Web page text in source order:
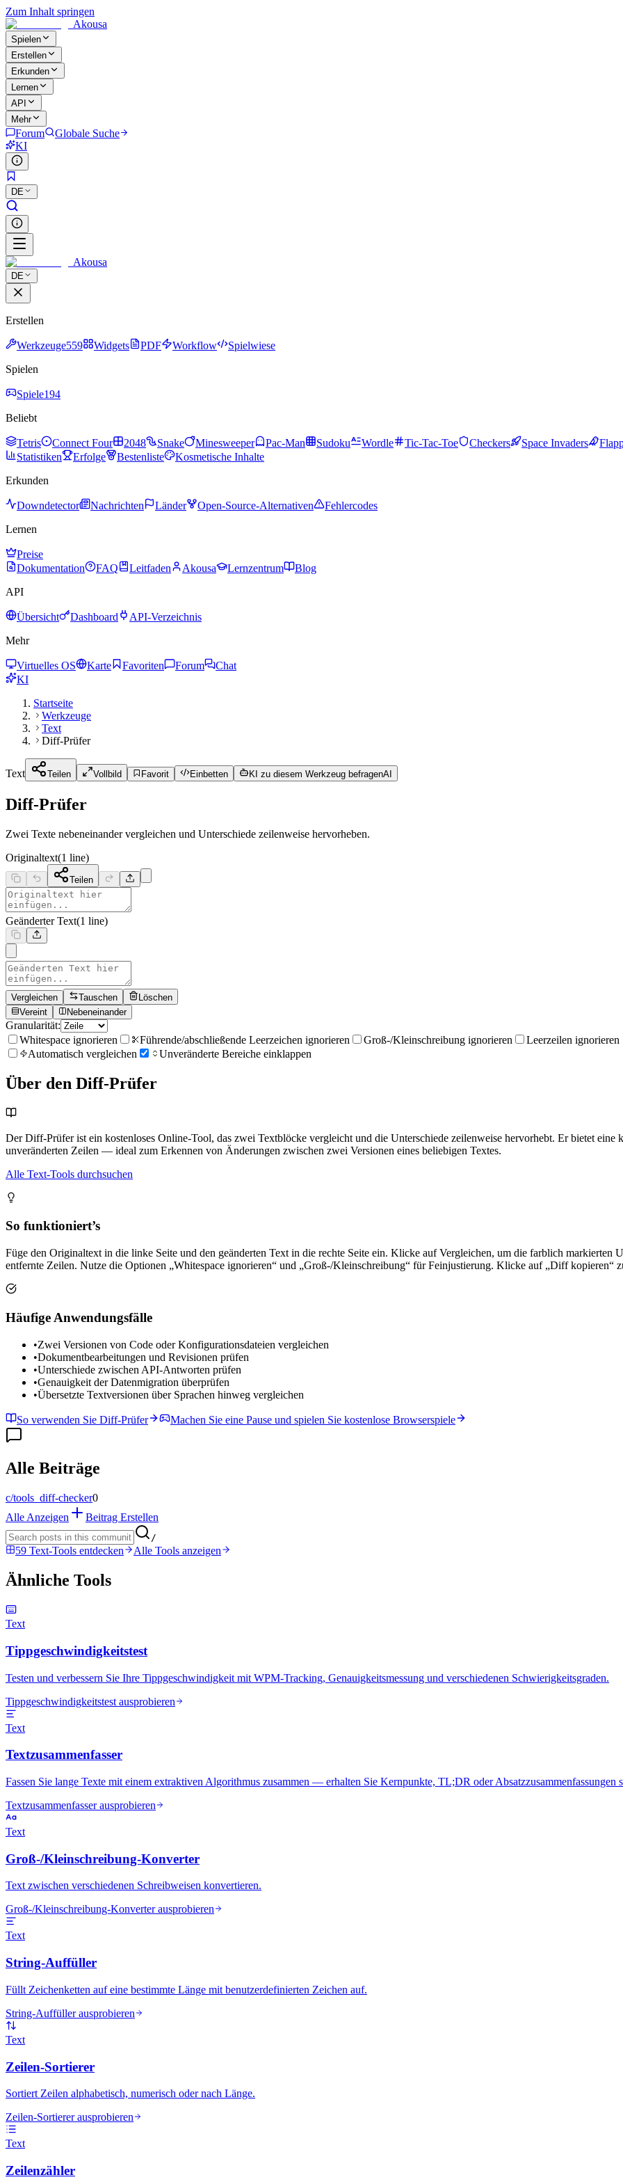
Zum Inhalt springen
Akousa
Spielen
Erstellen
Erkunden
Lernen
API
Mehr
Forum
Globale Suche
KI
DE
Akousa
DE
Erstellen
Werkzeuge559 Widgets PDF Workflow
Spielwiese
Spielen
Spiele194
Beliebt
Tetris Connect Four 2048 Snake Minesweeper Pac-Man Sudoku Wordle Tic-Tac-Toe Checkers Space Invaders
Statistiken
Erfolge Bestenliste
Kosmetische Inhalte
Erkunden
Downdetector Nachrichten Länder Open-Source-Alternativen
Fehlercodes
Lernen
Preise
Dokumentation
FAQ Leitfaden Akousa Lernzentrum
Blog
API
Übersicht Dashboard
API-Verzeichnis
Mehr
Virtuelles OS Karte Favoriten Forum
Chat
KI
Startseite
Werkzeuge
Text
Diff-Prüfer
Text Teilen Vollbild Favorit Einbetten KI zu diesem Werkzeug befragenAI
Diff-Prüfer
Zwei Texte nebeneinander vergleichen und Unterschiede zeilenweise hervorheben.
Originaltext(1 line)
Teilen
Geänderter Text(1 line)
Vergleichen Tauschen
Löschen
Vereint
Nebeneinander
Granularität:
Whitespace ignorieren
Führende/abschließende Leerzeichen ignorieren Groß-/Kleinschreibung ignorieren
Leerzeilen ignorieren
Automatisch vergleichen
Unveränderte Bereiche einklappen
Über den Diff-Prüfer
Der Diff-Prüfer ist ein kostenloses Online-Tool, das zwei Textblöcke vergleicht und die Unterschiede zeilenweise hervorhebt. Er bietet
unveränderten Zeilen — ideal zum Erkennen von Änderungen zwischen zwei Versionen eines beliebigen Textes.
Alle Text-Tools durchsuchen
So funktioniert’s
Füge den Originaltext in die linke Seite und den geänderten Text in die rechte Seite ein. Klicke auf Vergleichen, um die farblich
entfernte Zeilen. Nutze die Optionen „Whitespace ignorieren“ und „Groß-/Kleinschreibung“ für Feinjustierung. Klicke auf „Diff kopieren“
Häufige Anwendungsfälle
•Zwei Versionen von Code oder Konfigurationsdateien vergleichen
•Dokumentbearbeitungen und Revisionen prüfen
•Unterschiede zwischen API-Antworten prüfen
•Genauigkeit der Datenmigration überprüfen
•Übersetzte Textversionen über Sprachen hinweg vergleichen
So verwenden Sie Diff-Prüfer Machen Sie eine Pause und spielen Sie kostenlose Browserspiele
Alle Beiträge
c/tools_diff-checker0
Alle Anzeigen
Beitrag Erstellen
/
59 Text-Tools entdecken Alle Tools anzeigen
Ähnliche Tools
Text
Tippgeschwindigkeitstest
Testen und verbessern Sie Ihre Tippgeschwindigkeit mit WPM-Tracking, Genauigkeitsmessung und verschiedenen Schwierigkeitsgraden.
Tippgeschwindigkeitstest ausprobieren
Text
Textzusammenfasser
Fassen Sie lange Texte mit einem extraktiven Algorithmus zusammen — erhalten Sie Kernpunkte, TL;DR oder Absatzzusammenfassungen
Textzusammenfasser ausprobieren
Text
Groß-/Kleinschreibung-Konverter
Text zwischen verschiedenen Schreibweisen konvertieren.
Groß-/Kleinschreibung-Konverter ausprobieren
Text
String-Auffüller
Füllt Zeichenketten auf eine bestimmte Länge mit benutzerdefinierten Zeichen auf.
String-Auffüller ausprobieren
Text
Zeilen-Sortierer
Sortiert Zeilen alphabetisch, numerisch oder nach Länge.
Zeilen-Sortierer ausprobieren
Text
Zeilenzähler